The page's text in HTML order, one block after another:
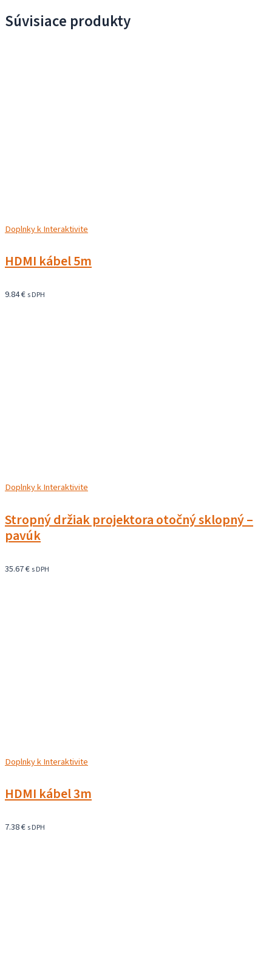
Súvisiace produkty
Doplnky k Interaktivite
HDMI kábel 5m
9.84€s DPH
Doplnky k Interaktivite
Stropný držiak projektora otočný sklopný –
pavúk
35.67€s DPH
Doplnky k Interaktivite
HDMI kábel 3m
7.38€s DPH